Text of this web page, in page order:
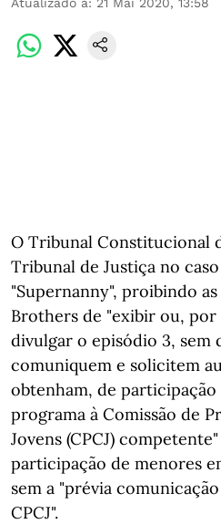
O Tribunal Constitucional
Tribunal de Justiça no
"Supernanny", proibindo
Brothers de "exibir ou, por
divulgar o episódio 3, sem
comuniquem e solicitem
obtenham, de
programa à Comissão de
Jovens (CPCJ)
participação de menores
sem a "prévia
CPCJ".